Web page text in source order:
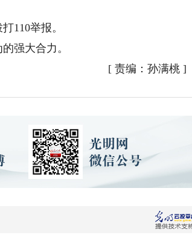
110举报。
强大合力。
[ 责编：孙满桃 ]